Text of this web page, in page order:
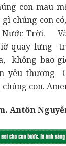
con mau
chúng con
Nước Trời.
quay lưng
không bao
yêu thương
con.
Antôn